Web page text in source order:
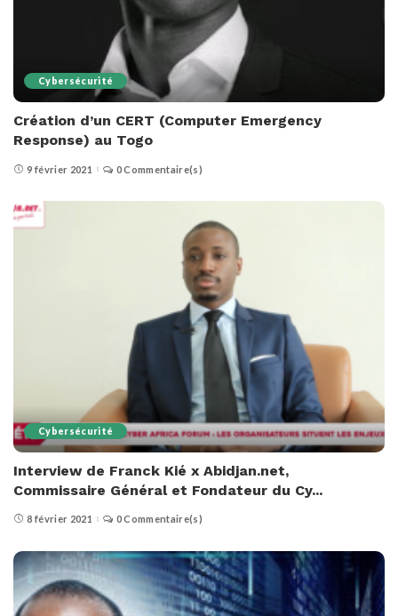
Cybersécurité
Création d’un CERT (Computer Emergency
Response) au Togo
9 février 2021 0 Commentaire(s)
Cybersécurité
Interview de Franck Kié x Abidjan.net,
Commissaire Général et Fondateur du Cy...
8 février 2021 0 Commentaire(s)